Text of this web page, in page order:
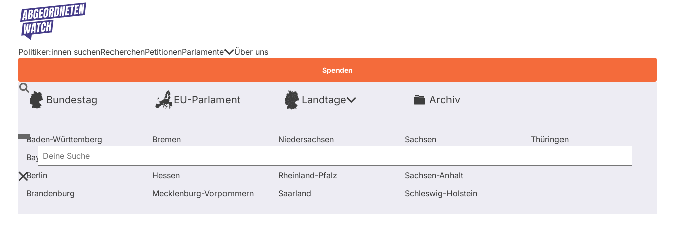
Direkt
Inhalt
Politiker:innen suchenRecherchenPetitionenParlamente
Bundestag EU-Parlament Landtage
Baden-Württemberg
Bayern
Berlin
Brandenburg
Bremen
Hessen
Mecklenburg-Vorpommern
Niedersachsen
Rheinland-Pfalz
Saarland
Sachsen
Sachsen-Anhalt
Schleswig-Holstein
Thüringen
Archiv
Über uns
Spenden
Deine
Suche
Startseite Frage stellen Sören Bartol Fragen und Antworten